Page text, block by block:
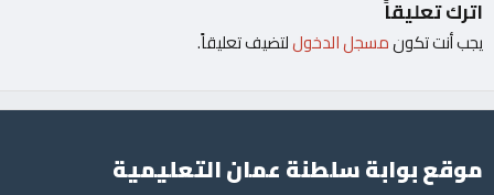
اترك تعليقاً
يجب أنت تكونمسجل الدخوللتضيف تعليقاً.
موقع بوابة سلطنة عمان التعليمية